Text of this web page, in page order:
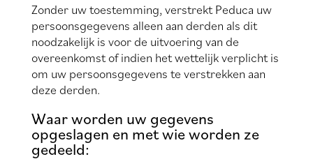
Zonder uw toestemming, verstrekt Peduca uw
persoonsgegevens alleen aan derden als dit
noodzakelijk is voor de uitvoering van de
overeenkomst of indien het wettelijk verplicht is
om uw persoonsgegevens te verstrekken aan
deze derden.
Waar worden uw gegevens
opgeslagen en met wie worden ze
gedeeld: